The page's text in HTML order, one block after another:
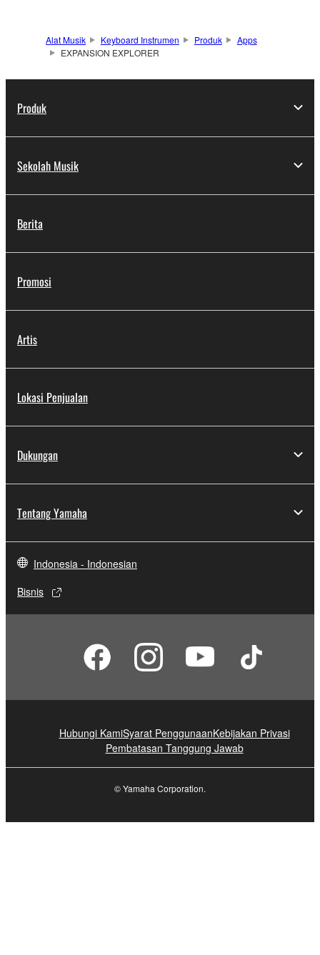
Alat Musik Keyboard Instrumen Produk
Apps
EXPANSION EXPLORER
Produk
Sekolah Musik
Berita
Promosi
Artis
Lokasi Penjualan
Dukungan
Tentang Yamaha
Indonesia - Indonesian
Bisnis
Hubungi KamiSyarat PenggunaanKebijakan Privasi
Pembatasan Tanggung Jawab
© Yamaha Corporation.